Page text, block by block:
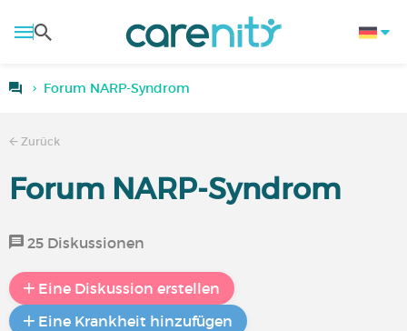
Forum NARP-Syndrom
Zurück
Forum NARP-Syndrom
25 Diskussionen
Eine Diskussion erstellen
Eine Krankheit hinzufügen